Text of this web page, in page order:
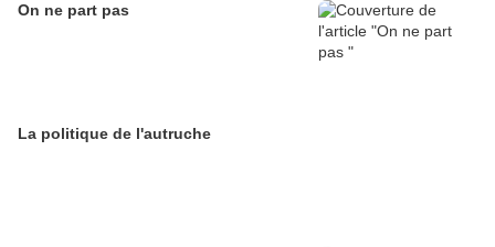
On ne part pas
La politique de l'autruche